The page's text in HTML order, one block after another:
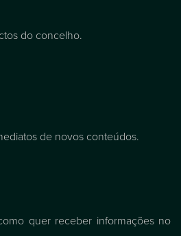
do concelho.
de novos conteúdos.
quer receber informações no